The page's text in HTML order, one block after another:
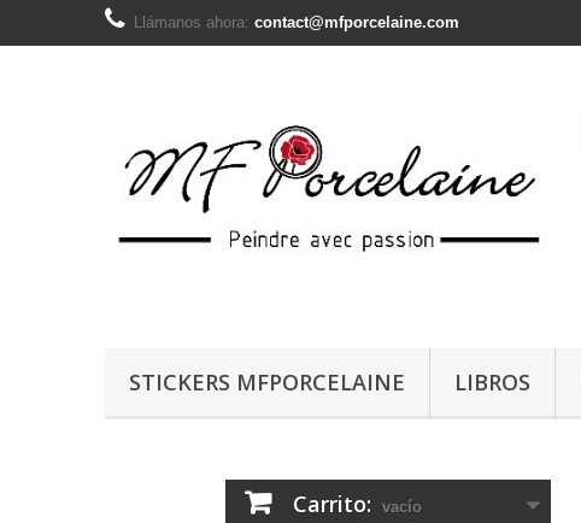
Llámanos ahora: contact@mfporcelaine.com
STICKERS MFPORCELAINE LIBROS
Carrito: vacío